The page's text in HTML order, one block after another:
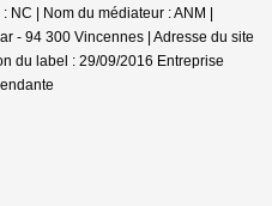
NC | Nom du médiateur : ANM |
- 94 300 Vincennes | Adresse du site
du label : 29/09/2016 Entreprise